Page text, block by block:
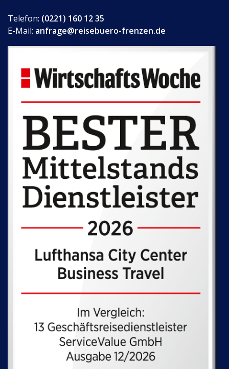
Telefon: (0221) 160 12 35
E-Mail: anfrage@reisebuero-frenzen.de